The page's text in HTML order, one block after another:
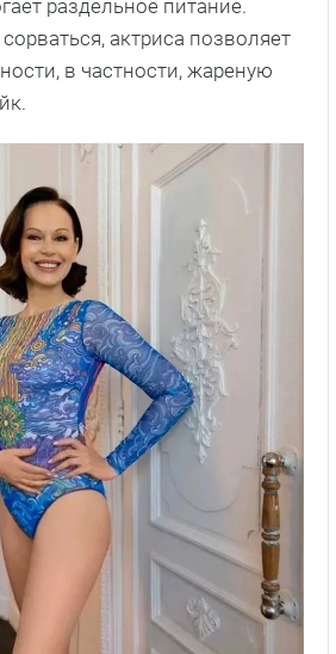
раздельное питание.
актриса позволяет
в частности, жареную